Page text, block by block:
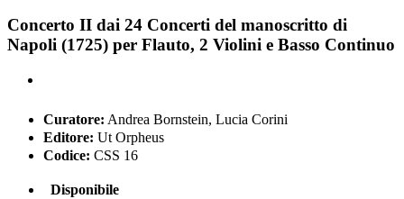
Concerto II dai 24 Concerti del manoscritto di
Napoli (1725) per Flauto, 2 Violini e Basso Continuo
Curatore: Andrea Bornstein, Lucia Corini
Editore: Ut Orpheus
Codice: CSS 16
Disponibile